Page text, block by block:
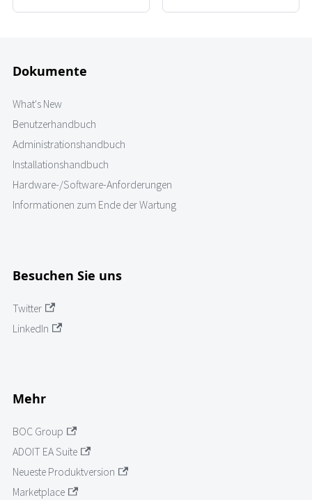
Dokumente
What's New
Benutzerhandbuch
Administrationshandbuch
Installationshandbuch
Hardware-/Software-Anforderungen
Informationen zum Ende der Wartung
Besuchen Sie uns
Twitter
LinkedIn
Mehr
BOC Group
ADOIT EA Suite
Neueste Produktversion
Marketplace